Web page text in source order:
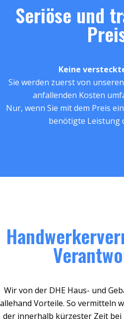
Seriöse und
Keine
Sie werden zuerst von
anfallenden Kosten
Nur, wenn Sie mit dem Preis
benötigte Leistung
Wir von der DHE Haus- und
allehand Vorteile. So vermitteln
der innerhalb kürzester Zeit